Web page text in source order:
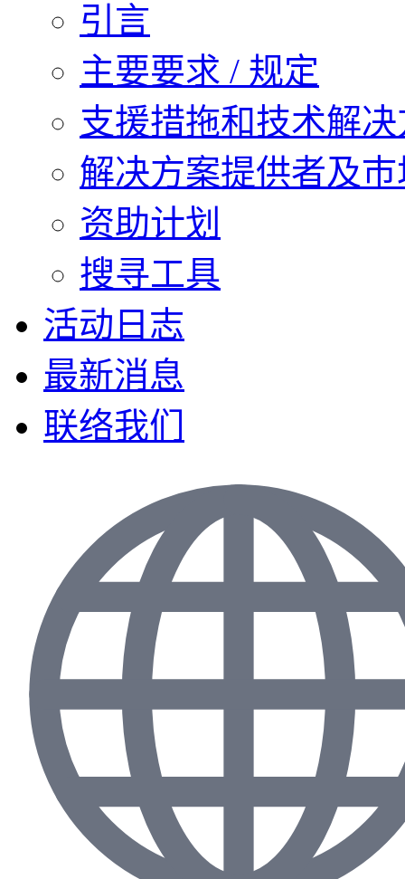
引言
主要要求 / 规定
支援措拖和技术解
解决方案提供者及
资助计划
搜寻工具
活动日志
最新消息
联络我们